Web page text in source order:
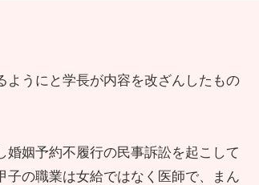
うにと学長が内容を改ざんしたもの
姻予約不履行の民事訴訟を起こして
の職業は女給ではなく医師で、まん